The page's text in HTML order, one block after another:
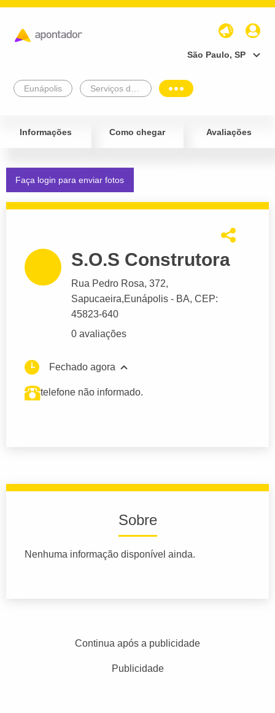
São Paulo, SP
Eunápolis
Informações Como chegar Avaliações
Faça login para enviar fotos
S.O.S Construtora
Rua Pedro Rosa, 372,
Sapucaeira,Eunápolis - BA, CEP:
45823-640
0 avaliações
Fechado agora
telefone não informado.
Sobre
Nenhuma informação disponível ainda.
Continua após a publicidade
Publicidade